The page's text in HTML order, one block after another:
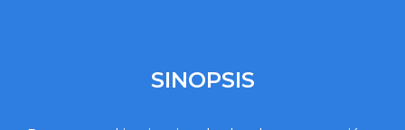
SINOPSIS